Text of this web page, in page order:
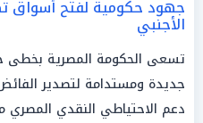
جهود حكومية لفتح أسواق
الأجنبي
تسعى الحكومة المصرية بخطى
جديدة ومستدامة لتصدير
دعم الاحتياطي النقدي المصري